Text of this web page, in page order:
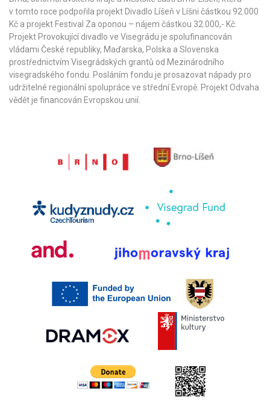
v tomto roce podpořila projekt Divadlo Líšeň v Líšni částkou 92.000
Kč a projekt Festival Za oponou – nájem částkou 32.000,- Kč.
Projekt Provokující divadlo ve Visegrádu je spolufinancován
vládami České republiky, Maďarska, Polska a Slovenska
prostřednictvím Visegrádských grantů od Mezinárodního
visegradského fondu . Posláním fondu je prosazovat nápady pro
udržitelné regionální spolupráce ve střední Evropě. Projekt Odvaha
vědět je financován Evropskou unií.